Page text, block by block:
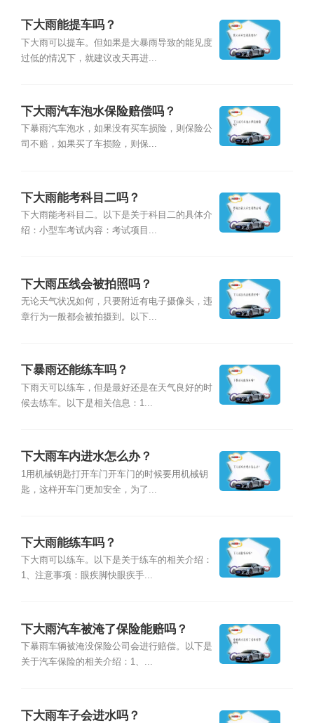
下大雨能提车吗？
下大雨可以提车。但如果是大暴雨导致的能见度
过低的情况下，就建议改天再进...
下大雨汽车泡水保险赔偿吗？
下暴雨汽车泡水，如果没有买车损险，则保险公
司不赔，如果买了车损险，则保...
下大雨能考科目二吗？
下大雨能考科目二。以下是关于科目二的具体介
绍：小型车考试内容：考试项目...
下大雨压线会被拍照吗？
无论天气状况如何，只要附近有电子摄像头，违
章行为一般都会被拍摄到。以下...
下暴雨还能练车吗？
下雨天可以练车，但是最好还是在天气良好的时
候去练车。以下是相关信息：1...
下大雨车内进水怎么办？
1用机械钥匙打开车门开车门的时候要用机械钥
匙，这样开车门更加安全，为了...
下大雨能练车吗？
下大雨可以练车。以下是关于练车的相关介绍：
1、注意事项：眼疾脚快眼疾手...
下大雨汽车被淹了保险能赔吗？
下暴雨车辆被淹没保险公司会进行赔偿。以下是
关于汽车保险的相关介绍：1、...
下大雨车子会进水吗？